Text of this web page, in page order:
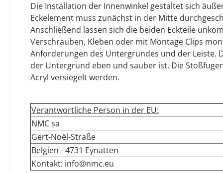
Die Installation der Innenwinkel gestaltet sich
Eckelement muss zunächst in der Mitte
Anschließend lassen sich die beiden Eckteile
Verschrauben, Kleben oder mit Montage Clips
Anforderungen des Untergrundes und der Leiste.
der Untergrund eben und sauber ist. Die
Acryl versiegelt werden.
Verantwortliche Person in der EU:
NMC sa
Gert-Noël-Straße
Belgien - 4731 Eynatten
Kontakt: info@nmc.eu